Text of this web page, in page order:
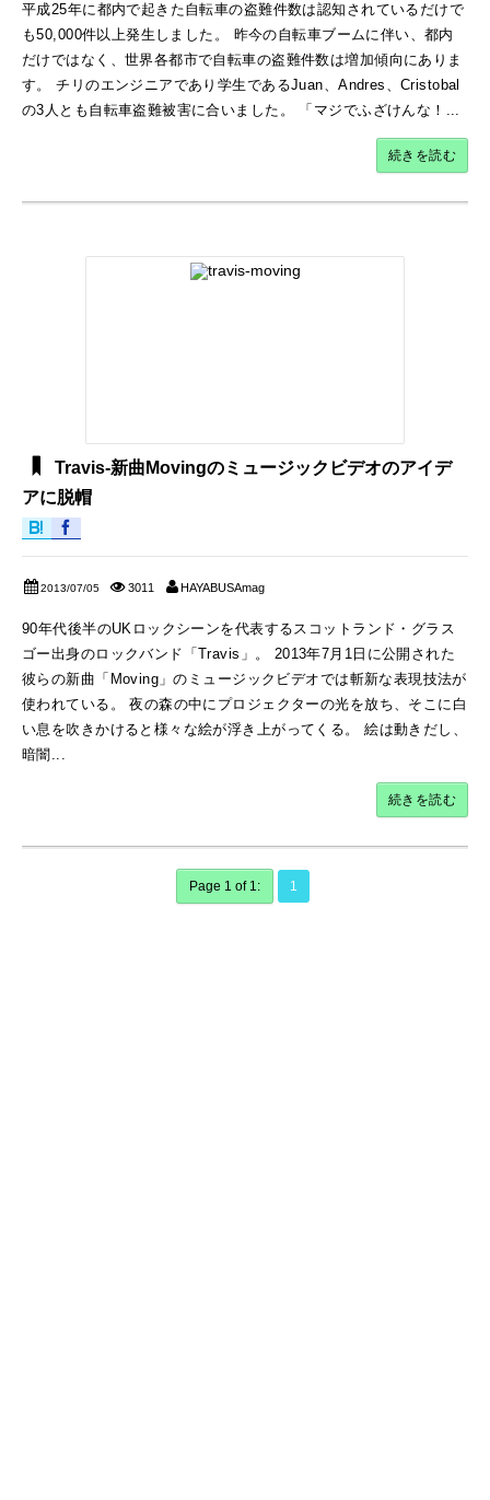
平成25年に都内で起きた自転車の盗難件数は認知されているだけで
も50,000件以上発生しました。 昨今の自転車ブームに伴い、都内
だけではなく、世界各都市で自転車の盗難件数は増加傾向にありま
す。 チリのエンジニアであり学生であるJuan、Andres、Cristobal
の3人とも自転車盗難被害に合いました。 「マジでふざけんな！...
続きを読む
Travis-新曲Movingのミュージックビデオのアイデ
アに脱帽
2013/07/05 3011 HAYABUSAmag
90年代後半のUKロックシーンを代表するスコットランド・グラス
ゴー出身のロックバンド「Travis」。 2013年7月1日に公開された
彼らの新曲「Moving」のミュージックビデオでは斬新な表現技法が
使われている。 夜の森の中にプロジェクターの光を放ち、そこに白
い息を吹きかけると様々な絵が浮き上がってくる。 絵は動きだし、
暗闇...
続きを読む
Page 1 of 1: 1